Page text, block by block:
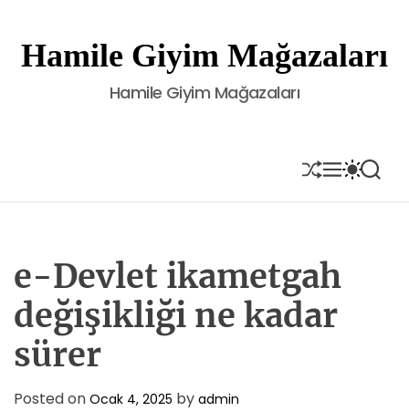
t
Hamile Giyim Mağazaları
Hamile Giyim Mağazaları
S
H
U
E
M
E
N
S
W
I
S
E
A
e-Devlet ikametgah
değişikliği ne kadar
sürer
Posted on Ocak 4, 2025 by admin